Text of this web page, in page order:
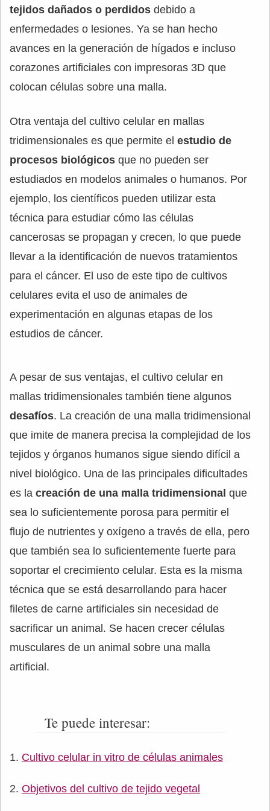
tejidos dañados o perdidos debido a
enfermedades o lesiones. Ya se han hecho
avances en la generación de hígados e incluso
corazones artificiales con impresoras 3D que
colocan células sobre una malla.
Otra ventaja del cultivo celular en mallas
tridimensionales es que permite el estudio de
procesos biológicos que no pueden ser
estudiados en modelos animales o humanos. Por
ejemplo, los científicos pueden utilizar esta
técnica para estudiar cómo las células
cancerosas se propagan y crecen, lo que puede
llevar a la identificación de nuevos tratamientos
para el cáncer. El uso de este tipo de cultivos
celulares evita el uso de animales de
experimentación en algunas etapas de los
estudios de cáncer.
A pesar de sus ventajas, el cultivo celular en
mallas tridimensionales también tiene algunos
desafíos. La creación de una malla tridimensional
que imite de manera precisa la complejidad de los
tejidos y órganos humanos sigue siendo difícil a
nivel biológico. Una de las principales dificultades
es la creación de una malla tridimensional que
sea lo suficientemente porosa para permitir el
flujo de nutrientes y oxígeno a través de ella, pero
que también sea lo suficientemente fuerte para
soportar el crecimiento celular. Esta es la misma
técnica que se está desarrollando para hacer
filetes de carne artificiales sin necesidad de
sacrificar un animal. Se hacen crecer células
musculares de un animal sobre una malla
artificial.
Te puede interesar:
Cultivo celular in vitro de células animales
Objetivos del cultivo de tejido vegetal